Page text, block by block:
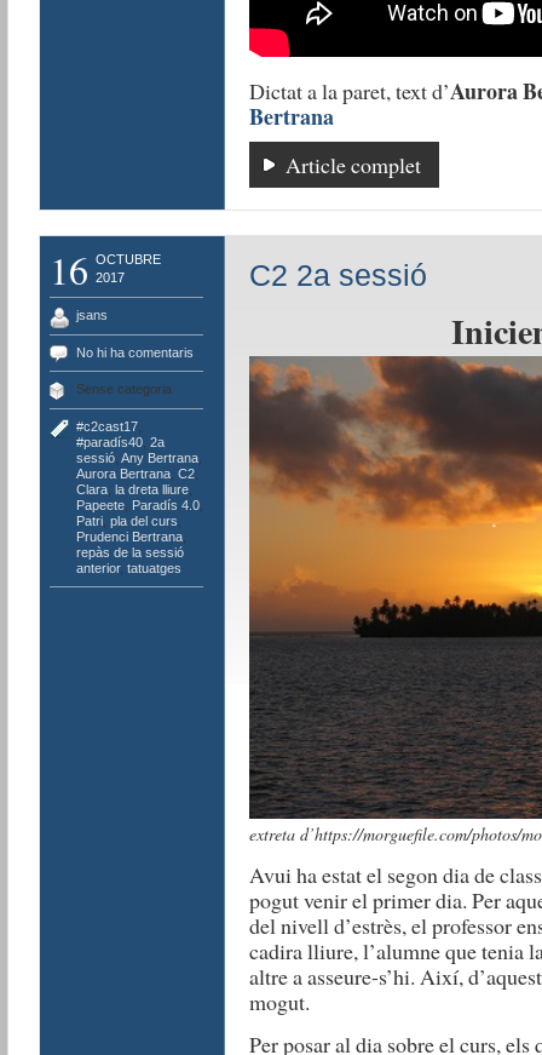
Dictat a la paret, text d’Aurora
Bertrana
Article complet
16 OCTUBRE
2017
jsans
No hi ha comentaris
Sense categoria
#c2cast17,
#paradís40, 2a
sessió, Any Bertrana,
Aurora Bertrana, C2,
Clara, la dreta lliure,
Papeete, Paradís 4.0,
Patri, pla del curs
Prudenci Bertrana,
repàs de la sessió
anterior, tatuatges
C2 2a sessió
extreta d’https://morguefile.com/photos/
Avui ha estat el segon dia de
pogut venir el primer dia. Per
del nivell d’estrès, el professor
cadira lliure, l’alumne que tenia
altre a asseure-s’hi. Així,
mogut.
Per posar al dia sobre el curs, els